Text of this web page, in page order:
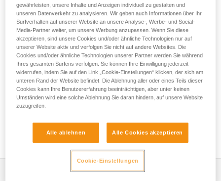
HOW TO Use our solutions for dropped tool
prevention
Leistungsverzeichnis
gewährleisten, unsere Inhalte und Anzeigen individuell zu gestalten und
unseren Datenverkehr zu analysieren. Wir geben auch Informationen über Ihr
Surfverhalten auf unserer Website an unsere Analyse-, Werbe- und Social-
Media-Partner weiter, um unsere Werbung anzupassen. Wenn Sie diese
akzeptieren, sind unsere Cookies und/oder ähnliche Technologien nur auf
unserer Website aktiv und verfolgen Sie nicht auf andere Websites. Die
Cookies und/oder ähnliche Technologien unserer Partner werden Sie während
Ihres gesamten Surfens verfolgen. Sie können Ihre Einwilligung jederzeit
widerrufen, indem Sie auf den Link „Cookie-Einstellungen“ klicken, der sich am
unteren Rand der Website befindet. Die Ablehnung aller oder eines Teils dieser
Cookies kann Ihre Benutzererfahrung beeinträchtigen, aber unter keinen
Umständen wird eine solche Ablehnung Sie daran hindern, auf unsere Website
zuzugreifen.
Alle ablehnen Alle Cookies akzeptieren
Cookie-Einstellungen